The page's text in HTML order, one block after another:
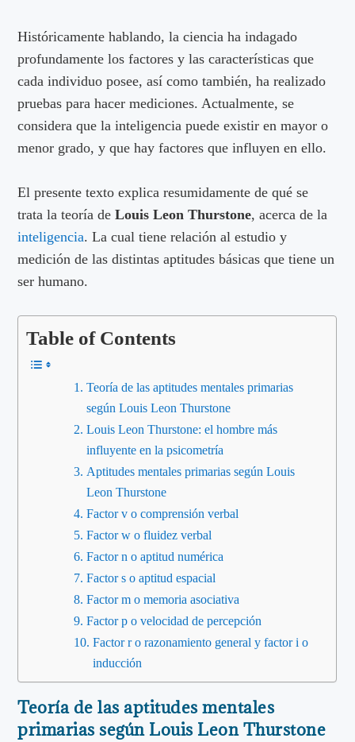
Históricamente hablando, la ciencia ha indagado
profundamente los factores y las características que
cada individuo posee, así como también, ha realizado
pruebas para hacer mediciones. Actualmente, se
considera que la inteligencia puede existir en mayor o
menor grado, y que hay factores que influyen en ello.
El presente texto explica resumidamente de qué se
trata la teoría deLouis Leon Thurstone, acerca de la
inteligencia. La cual tiene relación al estudio y
medición de las distintas aptitudes básicas que tiene un
ser humano.
Table of Contents
Teoría de las aptitudes mentales primarias
según Louis Leon Thurstone
Louis Leon Thurstone: el hombre más
influyente en la psicometría
Aptitudes mentales primarias según Louis
Leon Thurstone
Factor v o comprensión verbal
Factor w o fluidez verbal
Factor n o aptitud numérica
Factor s o aptitud espacial
Factor m o memoria asociativa
Factor p o velocidad de percepción
Factor r o razonamiento general y factor i o
inducción
Teoría de las aptitudes mentales
primarias según Louis Leon Thurstone